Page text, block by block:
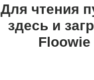
Для чтения
здесь и
Floowie